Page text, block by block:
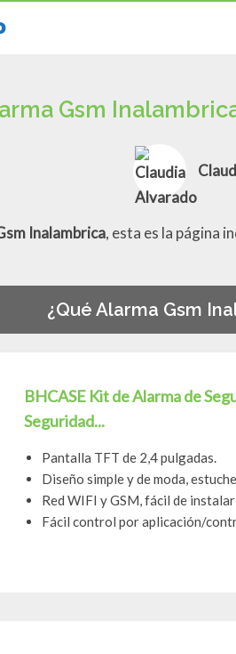
Gsm
Inalambrica, esta es la página
¿Qué Alarma Gsm
BHCASE Kit de Alarma de
Seguridad...
Pantalla TFT de 2,4 pulgadas.
Diseño simple y de moda,
Red WIFI y GSM, fácil de
Fácil control por aplicación/